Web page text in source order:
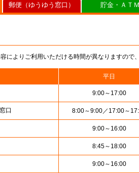
によりご利用いただける時間が異なりますので
平日
9:00～17:00
口 8:00～9:00／17:00～
9:00～16:00
8:45～18:00
9:00～16:00
郵便（ゆうゆう窓口） 貯金・ＡＴ